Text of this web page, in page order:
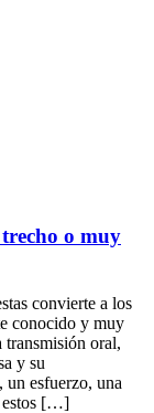
o muy
convierte a los
conocido y muy
transmisión oral,
y su
esfuerzo, una
estos […]